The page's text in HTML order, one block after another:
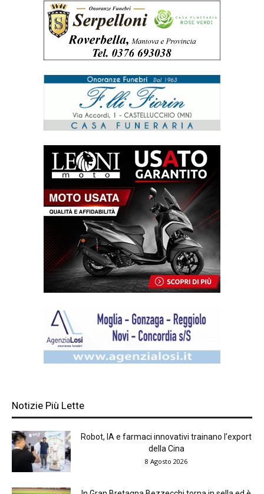
Notizie Più Lette
Robot, IA e farmaci innovativi trainano l’export
della Cina
8 Agosto 2026